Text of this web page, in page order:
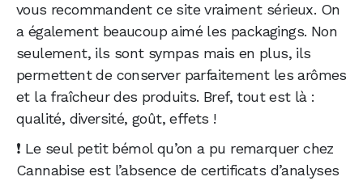
vous recommandent ce site vraiment sérieux. On
a également beaucoup aimé les packagings. Non
seulement, ils sont sympas mais en plus, ils
permettent de conserver parfaitement les arômes
et la fraîcheur des produits. Bref, tout est là :
qualité, diversité, goût, effets !
❗ Le seul petit bémol qu’on a pu remarquer chez
Cannabise est l’absence de certificats d’analyses